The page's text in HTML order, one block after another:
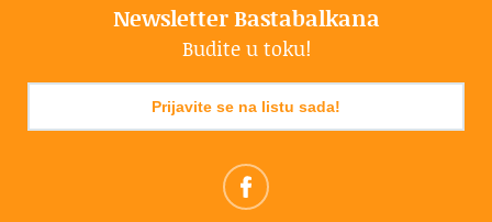
Newsletter Bastabalkana
Budite u toku!
Prijavite se na listu sada!